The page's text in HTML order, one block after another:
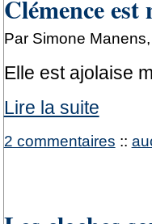
Clémence est
Par Simone
Elle est ajolaise
Lire la suite
2 commentaires ::